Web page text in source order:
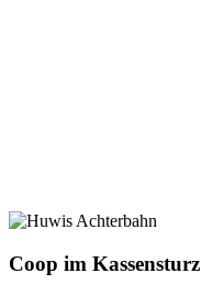
Coop im Kassensturz